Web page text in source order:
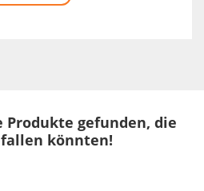
Produkte gefunden, die
könnten!